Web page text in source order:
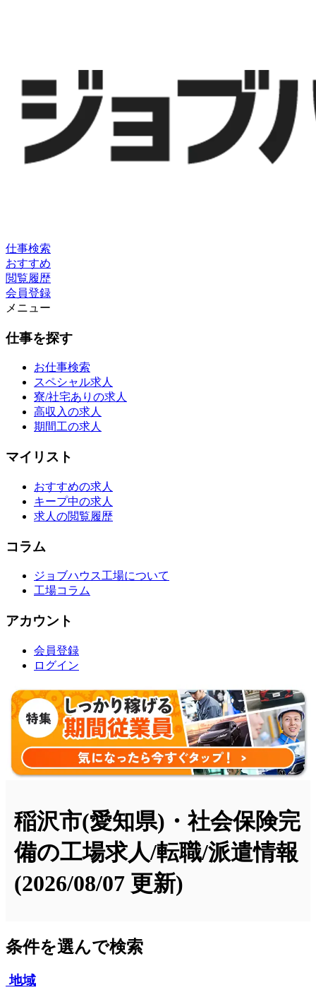
仕事検索
おすすめ
閲覧履歴
会員登録
メニュー
仕事を探す
お仕事検索
スペシャル求人
寮/社宅ありの求人
高収入の求人
期間工の求人
マイリスト
おすすめの求人
キープ中の求人
求人の閲覧履歴
コラム
ジョブハウス工場について
工場コラム
アカウント
会員登録
ログイン
稲沢市(愛知県)・社会保険完
備の工場求人/転職/派遣情報
(2026/08/07 更新)
条件を選んで検索
地域